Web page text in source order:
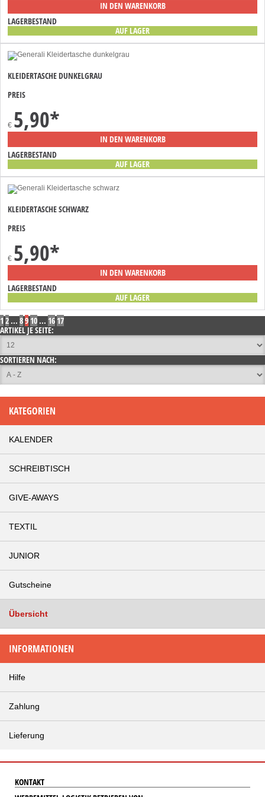
IN DEN WARENKORB
LAGERBESTAND
AUF LAGER
KLEIDERTASCHE DUNKELGRAU
PREIS
€ 5,90*
IN DEN WARENKORB
LAGERBESTAND
AUF LAGER
KLEIDERTASCHE SCHWARZ
PREIS
€ 5,90*
IN DEN WARENKORB
LAGERBESTAND
AUF LAGER
1 2... 89 10... 16 17
ARTIKEL JE SEITE:
SORTIEREN NACH:
KATEGORIEN
KALENDER
SCHREIBTISCH
GIVE-AWAYS
TEXTIL
JUNIOR
Gutscheine
Übersicht
INFORMATIONEN
Hilfe
Zahlung
Lieferung
KONTAKT